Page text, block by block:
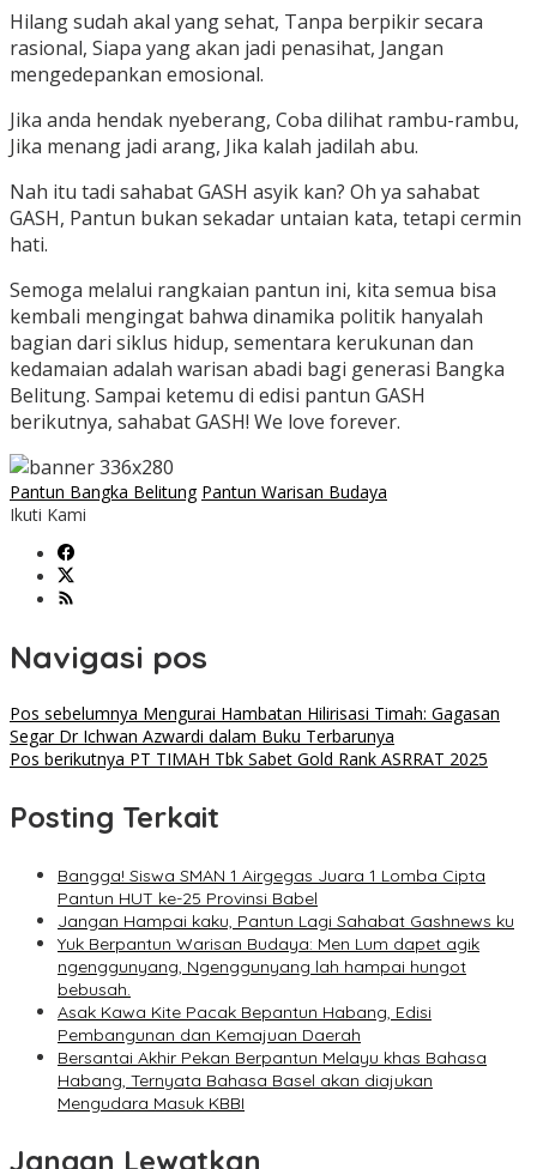
Hilang sudah akal yang sehat, Tanpa berpikir secara
rasional, Siapa yang akan jadi penasihat, Jangan
mengedepankan emosional.
Jika anda hendak nyeberang, Coba dilihat rambu-rambu,
Jika menang jadi arang, Jika kalah jadilah abu.
Nah itu tadi sahabat GASH asyik kan? Oh ya sahabat
GASH, Pantun bukan sekadar untaian kata, tetapi cermin
hati.
Semoga melalui rangkaian pantun ini, kita semua bisa
kembali mengingat bahwa dinamika politik hanyalah
bagian dari siklus hidup, sementara kerukunan dan
kedamaian adalah warisan abadi bagi generasi Bangka
Belitung. Sampai ketemu di edisi pantun GASH
berikutnya, sahabat GASH! We love forever.
Pantun Bangka Belitung Pantun Warisan Budaya
Ikuti Kami
Navigasi pos
Pos sebelumnya Mengurai Hambatan Hilirisasi Timah: Gagasan
Segar Dr Ichwan Azwardi dalam Buku Terbarunya
Pos berikutnya PT TIMAH Tbk Sabet Gold Rank ASRRAT 2025
Posting Terkait
Bangga! Siswa SMAN 1 Airgegas Juara 1 Lomba Cipta
Pantun HUT ke-25 Provinsi Babel
Jangan Hampai kaku, Pantun Lagi Sahabat Gashnews ku
Yuk Berpantun Warisan Budaya: Men Lum dapet agik
ngenggunyang, Ngenggunyang lah hampai hungot
bebusah.
Asak Kawa Kite Pacak Bepantun Habang, Edisi
Pembangunan dan Kemajuan Daerah
Bersantai Akhir Pekan Berpantun Melayu khas Bahasa
Habang, Ternyata Bahasa Basel akan diajukan
Mengudara Masuk KBBI
Jangan Lewatkan